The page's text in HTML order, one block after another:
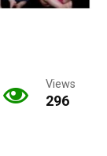
Views
296